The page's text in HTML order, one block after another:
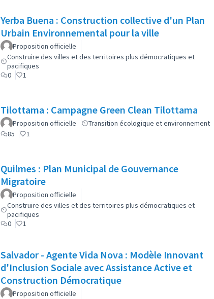
Yerba Buena : Construction collective d'un Plan
Urbain Environnemental pour la ville
Proposition officielle
Construire des villes et des territoires plus démocratiques et
pacifiques
0
1
Tilottama : Campagne Green Clean Tilottama
Proposition officielle
Transition écologique et environnement
85
1
Quilmes : Plan Municipal de Gouvernance
Migratoire
Proposition officielle
Construire des villes et des territoires plus démocratiques et
pacifiques
0
1
Salvador - Agente Vida Nova : Modèle Innovant
d'Inclusion Sociale avec Assistance Active et
Construction Démocratique
Proposition officielle